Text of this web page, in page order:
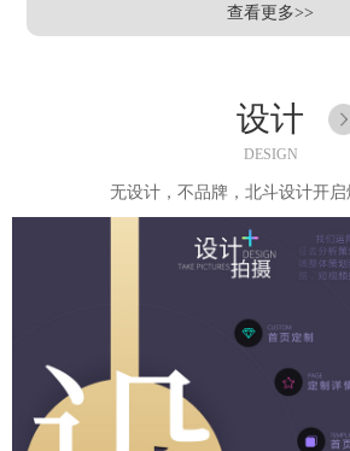
查看更多>>
设计
DESIGN
无设计，不品牌，北斗设计开